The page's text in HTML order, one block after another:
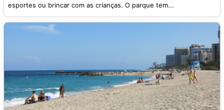
esportes ou brincar com as crianças. O parque tem...